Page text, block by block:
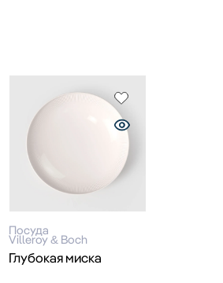
Посуда
Villeroy & Boch
Глубокая миска